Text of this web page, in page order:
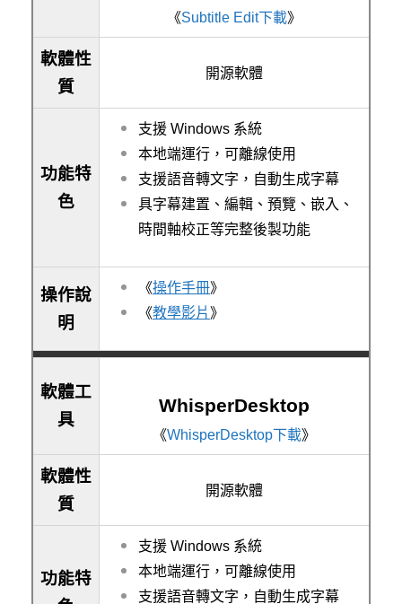
《Subtitle Edit下載》
軟體性
質
開源軟體
功能特
色
支援 Windows 系統
本地端運行，可離線使用
支援語音轉文字，自動生成字幕
具字幕建置、編輯、預覽、嵌入、
時間軸校正等完整後製功能
操作說
明
《操作手冊》
《教學影片 》
軟體工
具
WhisperDesktop
《WhisperDesktop下載》
軟體性
質
開源軟體
功能特
支援 Windows 系統
本地端運行，可離線使用
支援語音轉文字，自動生成字幕